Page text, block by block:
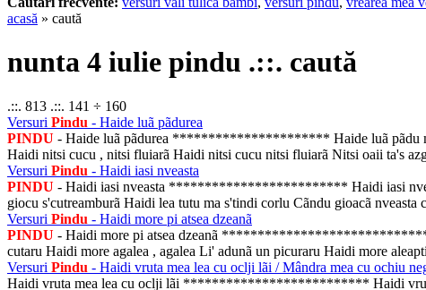
acasă » caută
nunta 4 iulie pindu .::. caută
.::. 813 .::. 141 ÷ 160
Versuri Pindu - Haide luã pãdurea
PINDU - Haide luã pãdurea ********************** Haide luã pãdu
Haidi nitsi cucu , nitsi fluiarã Haidi nitsi cucu nitsi fluiarã Nitsi oaii ta's
Versuri Pindu - Haidi iasi nveasta
PINDU - Haidi iasi nveasta ************************* Haidi iasi nveasta
giocu s'cutreamburã Haidi lea tutu ma s'tindi corlu Cãndu gioacã nveasta
Versuri Pindu - Haidi more pi atsea dzeanã
PINDU - Haidi more pi atsea dzeanã *****************************
cutaru Haidi more agalea , agalea Li' adunã un picuraru Haidi more
Versuri Pindu - Haidi vruta mea lea cu oclji lãi / Mândra mea cu ochiu
Haidi vruta mea lea cu oclji lãi ************************** Haidi vruta